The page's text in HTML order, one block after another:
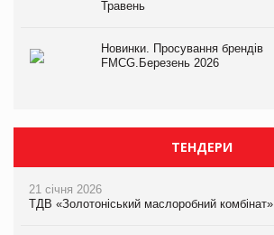
Травень
Новинки. Просування брендів
FMCG.Березень 2026
ТЕНДЕРИ
21 січня 2026
ТДВ «Золотоніський маслоробний комбінат»